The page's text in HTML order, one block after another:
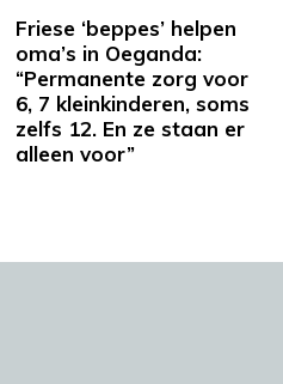
Friese ‘beppes’ helpen
oma’s in Oeganda:
“Permanente zorg voor
6, 7 kleinkinderen, soms
zelfs 12. En ze staan er
alleen voor”